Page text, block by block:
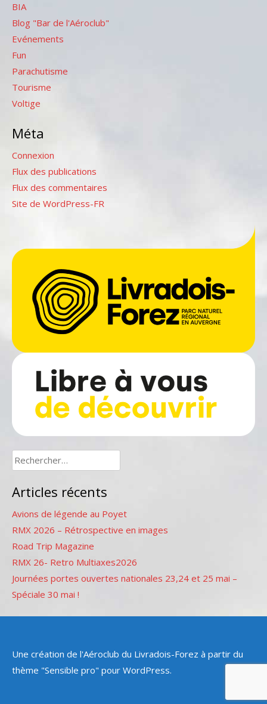
BIA
Blog "Bar de l'Aéroclub"
Evénements
Fun
Parachutisme
Tourisme
Voltige
Méta
Connexion
Flux des publications
Flux des commentaires
Site de WordPress-FR
Rechercher :
Articles récents
Avions de légende au Poyet
RMX 2026 – Rétrospective en images
Road Trip Magazine
RMX 26- Retro Multiaxes2026
Journées portes ouvertes nationales 23,24 et 25 mai –
Spéciale 30 mai !
Une création de l'Aéroclub du Livradois-Forez à partir du
thème "Sensible pro" pour WordPress.